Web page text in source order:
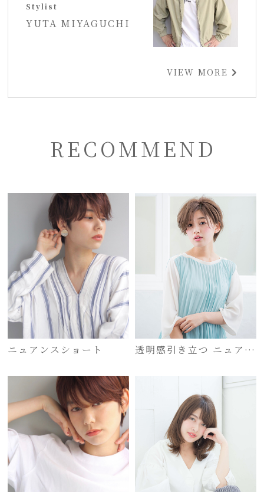
Stylist
YUTA MIYAGUCHI
VIEW MORE
RECOMMEND
ニュアンスショート
透明感引き立つ ニュアン